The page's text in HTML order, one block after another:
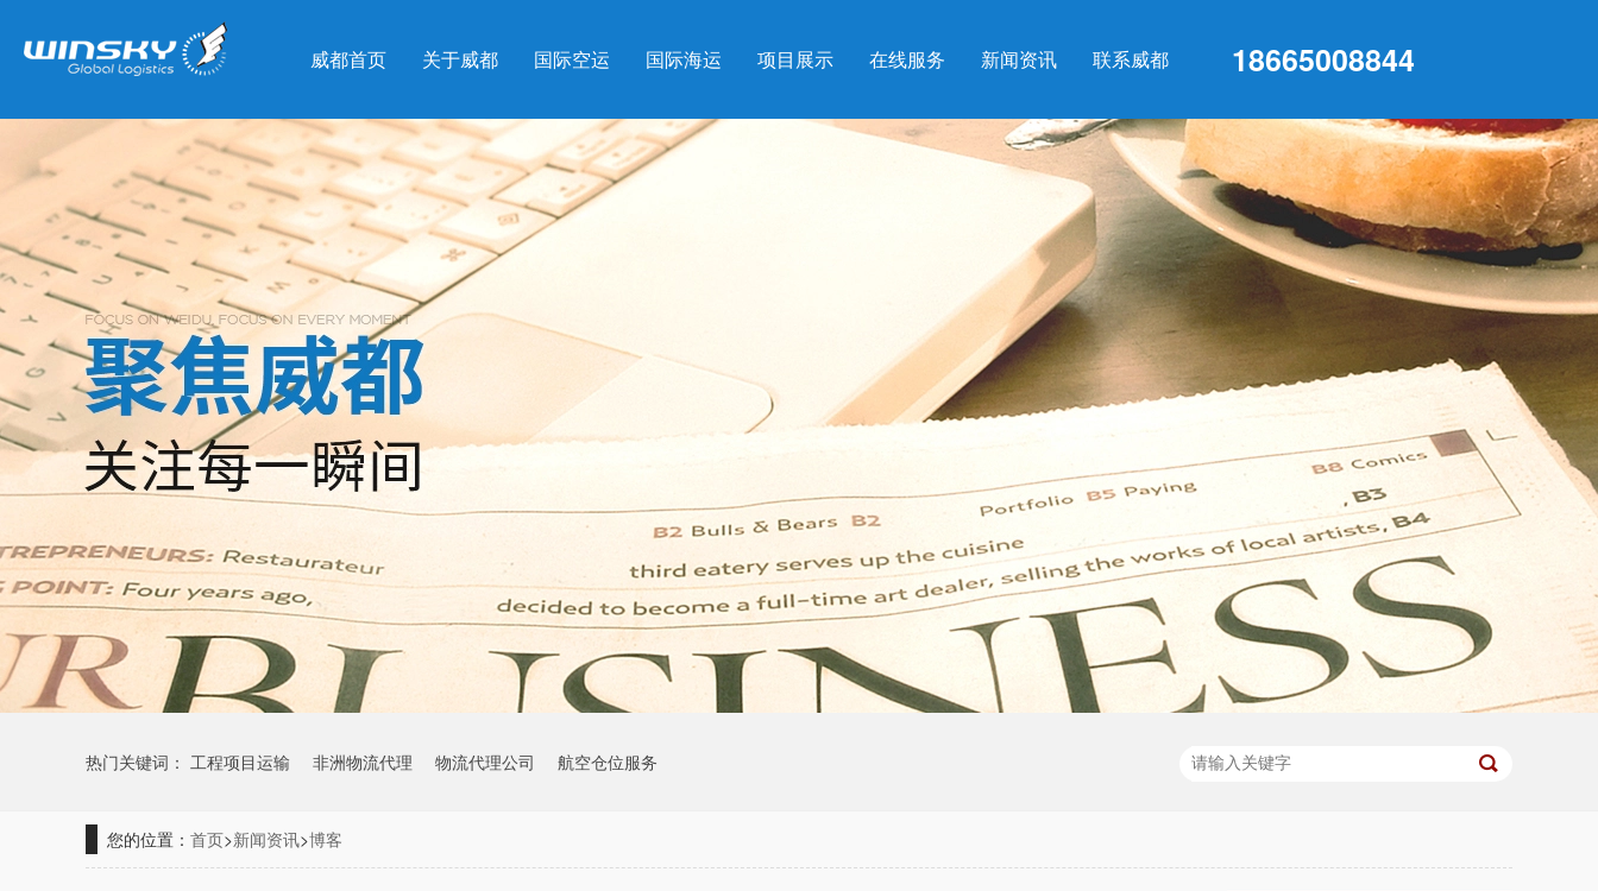
威都首页 关于威都 国际空运 国际海运 项目展示 在线服务 新闻资讯 联系威都 18665008844
热门关键词： 工程项目运输 非洲物流代理 物流代理公司 航空仓位服务
您的位置： 首页>新闻资讯>博客